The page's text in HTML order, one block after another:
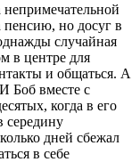
но досуг в
случайная
в центре для
и общаться. А
Боб вместе с
когда в его
середину
дней сбежал
в себе